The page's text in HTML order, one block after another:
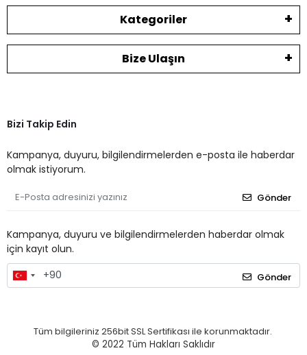
Kategoriler
Bize Ulaşın
Bizi Takip Edin
Kampanya, duyuru, bilgilendirmelerden e-posta ile haberdar
olmak istiyorum.
Gönder
Kampanya, duyuru ve bilgilendirmelerden haberdar olmak
için kayıt olun.
Gönder
Tüm bilgileriniz 256bit SSL Sertifikası ile korunmaktadır.
© 2022 Tüm Hakları Saklıdır